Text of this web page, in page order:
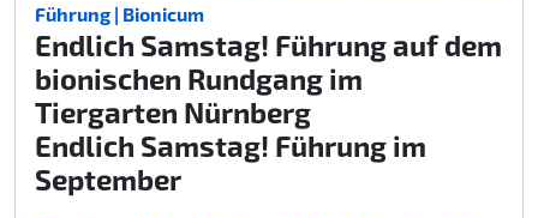
Führung | Bionicum
Endlich Samstag! Führung auf dem
bionischen Rundgang im
Tiergarten Nürnberg
Endlich Samstag! Führung im
September